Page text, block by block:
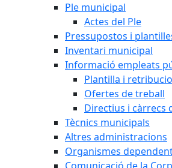
Ple municipal
Actes del Ple
Pressupostos i
Inventari municipal
Informació empleats
Plantilla i
Ofertes de treball
Directius i càrrecs
Tècnics municipals
Altres administracions
Organismes